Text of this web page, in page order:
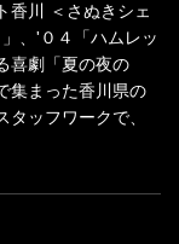
香川 ＜さぬきシェ
、'０４「ハムレッ
喜劇「夏の夜の
集まった香川県の
ッフワークで、